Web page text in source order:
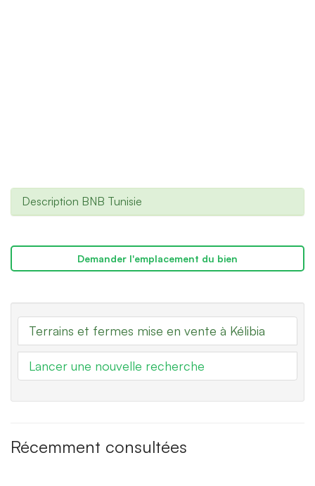
Description BNB Tunisie
Demander l'emplacement du bien
Terrains et fermes mise en vente à Kélibia
Lancer une nouvelle recherche
Récemment consultées